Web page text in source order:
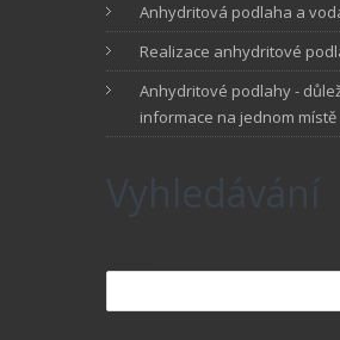
Anhydritová podlaha a
Realizace anhydritové
Anhydritové podlahy -
informace na jednom místě
Vyhledávání